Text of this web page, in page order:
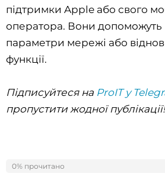
підтримки Apple або свого
оператора. Вони допоможуть
параметри мережі або
функції.
Підписуйтеся на ProIT у
пропустити жодної публікації!
0% прочитано
0%